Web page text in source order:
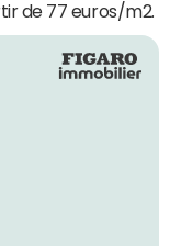
de 77 euros/m2.